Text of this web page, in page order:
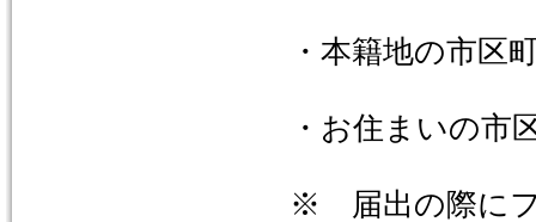
・本籍地の市区
・お住まいの市
※ 届出の際にフ